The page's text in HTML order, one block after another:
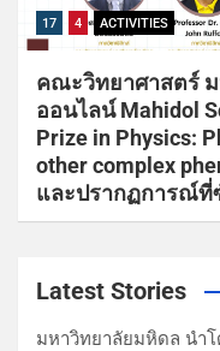
17 4 ACTIVITIES
คณะวิทยาศาสตร์
ออนไลน์ Mahidol
Prize in Physics:
other complex
และปรากฏการณ์ที่
Latest Stories
มหาวิทยาลัยมหิดล นำ